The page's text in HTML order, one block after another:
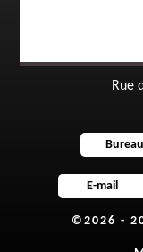
Rue
Bureau
E-mail
©2026 -